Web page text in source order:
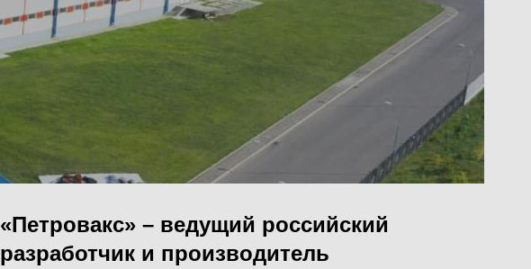
«Петровакс» – ведущий российский
разработчик и производитель